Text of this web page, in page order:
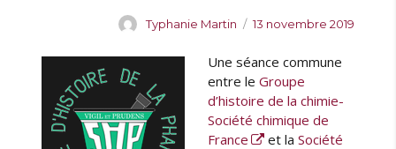
i
A
t
u
r
Typhanie Martin
P
b
l
i
é
l
13 novembre 2019
Une séance commune
entre leGroupe
d’histoire de la chimie-
Société chimique de
France
et laSociété